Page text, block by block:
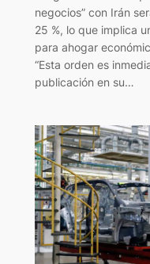
negocios” con Irán
25 %, lo que implica
para ahogar
“Esta orden es
publicación en su…